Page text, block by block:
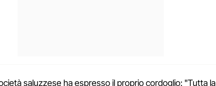
saluzzese ha espresso il proprio cordoglio: "Tutta la